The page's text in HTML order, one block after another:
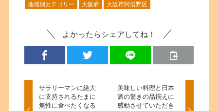
地域別カテゴリー
大阪府 大阪市阿倍野区
よかったらシェアしてね！
サラリーマンに絶大
に支持されるたまに
無性に食べたくなる
美味しい料理と日本
酒の驚きの品揃えに
感動させていただき